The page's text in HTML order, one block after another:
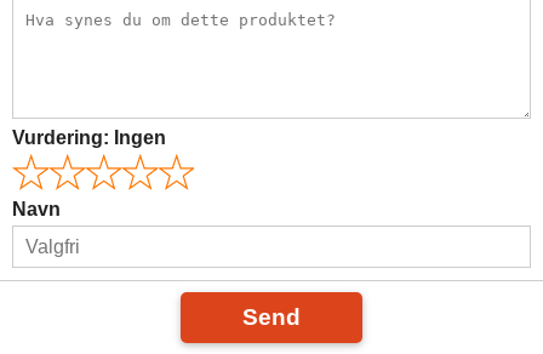
Vurdering: Ingen
Navn
Send